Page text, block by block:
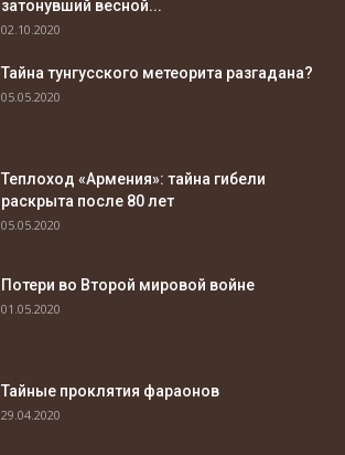
затонувший весной...
02.10.2020
Тайна тунгусского метеорита разгадана?
05.05.2020
Теплоход «Армения»: тайна гибели
раскрыта после 80 лет
05.05.2020
Потери во Второй мировой войне
01.05.2020
Тайные проклятия фараонов
29.04.2020